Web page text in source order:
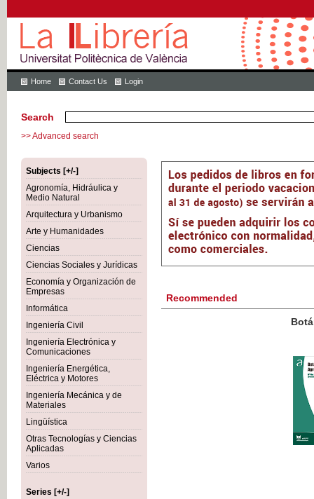
Home Contact Us Login
Search
>> Advanced search
Subjects [+/-]
Agronomía, Hidráulica y
Medio Natural
Arquitectura y Urbanismo
Arte y Humanidades
Ciencias
Ciencias Sociales y Jurídicas
Economía y Organización de
Empresas
Informática
Ingeniería Civil
Ingeniería Electrónica y
Comunicaciones
Ingeniería Energética,
Eléctrica y Motores
Ingeniería Mecánica y de
Materiales
Lingüística
Otras Tecnologías y Ciencias
Aplicadas
Varios
Series [+/-]
Recommended
VAT